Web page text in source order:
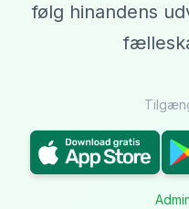
følg hinandens